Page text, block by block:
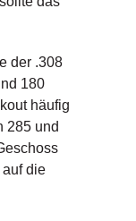
der .308
180
häufig
285 und
die